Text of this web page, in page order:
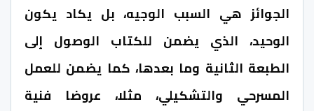
الجوائز هي السبب الوجيه، بل يكاد يكون
الوحيد، الذي يضمن للكتاب الوصول إلى
الطبعة الثانية وما بعدها، كما يضمن للعمل
المسرحي والتشكيلي، مثلا، عروضا فنية